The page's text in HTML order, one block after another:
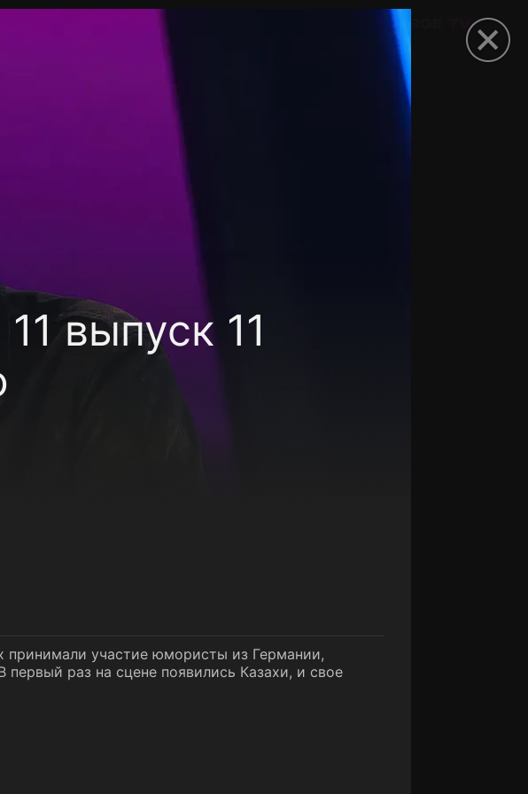
выпуск 11
участие юмористы из Германии,
раз на сцене появились Казахи, и свое